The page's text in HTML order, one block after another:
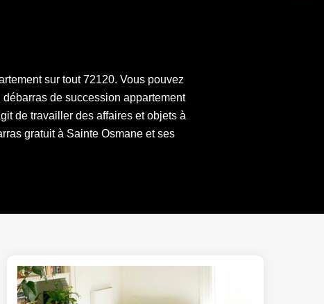
sur tout 72120. Vous pouvez
de succession appartement
de travailler des affaires et objets à
gratuit à Sainte Osmane et ses